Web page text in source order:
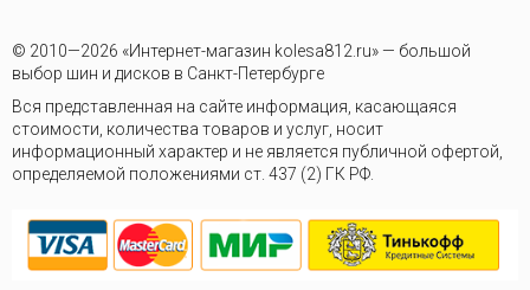
© 2010—2026 «Интернет-магазин kolesa812.ru» — большой
выбор шин и дисков в Санкт-Петербурге
Вся представленная на сайте информация, касающаяся
стоимости, количества товаров и услуг, носит
информационный характер и не является публичной офертой,
определяемой положениями ст. 437 (2) ГК РФ.